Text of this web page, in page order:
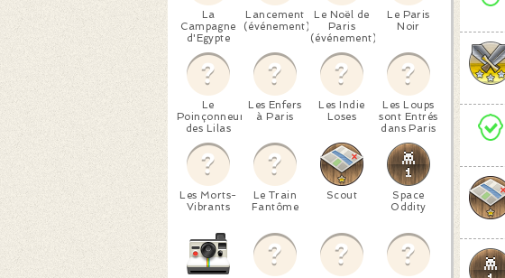
La
Campagne
d'Egypte
Lancement
(événement)
Le Noël de
Paris
(événement)
Le Paris
Noir
Le
Poinçonneur
des Lilas
Les Enfers
à Paris
Les Indie
Loses
Les Loups
sont Entrés
dans Paris
Les Morts-
Vibrants
Le Train
Fantôme
Scout
Space
Oddity